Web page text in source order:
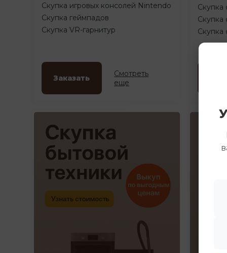
Скупка игровых консолей Nintendo
Скупка геймпадов
Скупка VR-гарнитур
Заказать
Смотреть
еще
Скупка
Скупка
Скупка